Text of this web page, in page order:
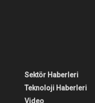
Sektör Haberleri
Teknoloji Haberleri
Video